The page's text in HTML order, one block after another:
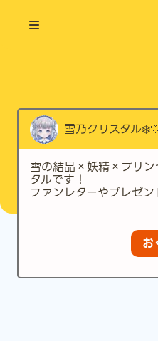
雪乃クリスタル
雪の結晶×妖精×プリン
タルです！
ファンレターやプレゼ
お